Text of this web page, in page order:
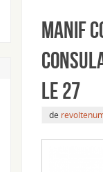
Manif
le 27
de